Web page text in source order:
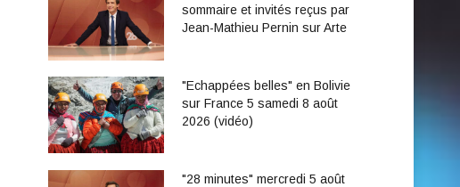
sommaire et invités reçus par
Jean-Mathieu Pernin sur Arte
"Echappées belles" en Bolivie
sur France 5 samedi 8 août
2026 (vidéo)
"28 minutes" mercredi 5 août